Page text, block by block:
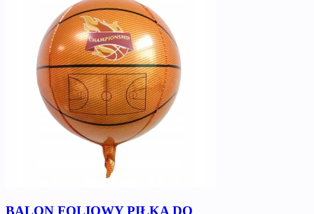
BALON FOLIOWY PIŁKA DO